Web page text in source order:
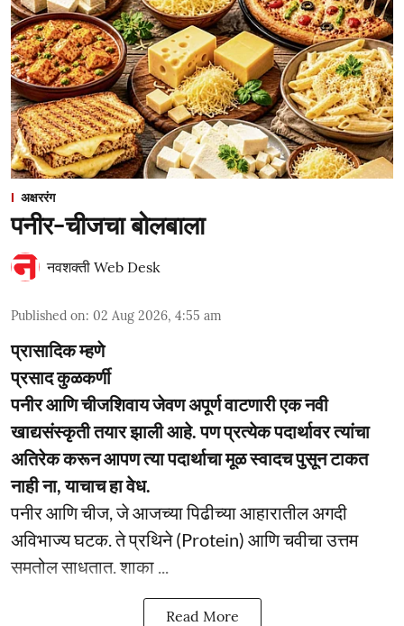
अक्षररंग
पनीर-चीजचा बोलबाला
नवशक्ती Web Desk
Published on: 02 Aug 2026, 4:55 am
प्रासादिक म्हणे
प्रसाद कुळकर्णी
पनीर आणि चीजशिवाय जेवण अपूर्ण वाटणारी एक नवी
खाद्यसंस्कृती तयार झाली आहे. पण प्रत्येक पदार्थावर त्यांचा
अतिरेक करून आपण त्या पदार्थाचा मूळ स्वादच पुसून टाकत
नाही ना, याचाच हा वेध.
पनीर आणि चीज, जे आजच्या पिढीच्या आहारातील अगदी
अविभाज्य घटक. ते प्रथिने (Protein) आणि चवीचा उत्तम
समतोल साधतात. शाका ...
Read More